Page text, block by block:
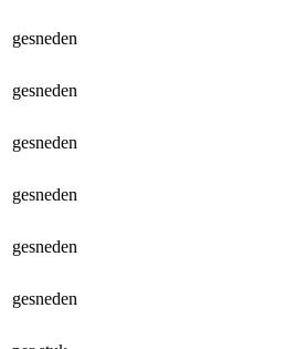
gesneden
gesneden
gesneden
gesneden
gesneden
gesneden